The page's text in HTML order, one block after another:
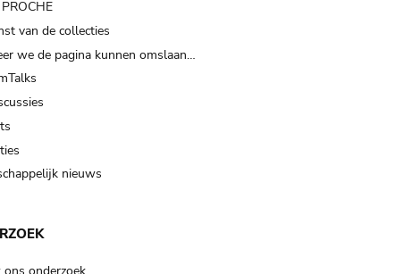
van de collecties
we de pagina kunnen omslaan…
nieuws